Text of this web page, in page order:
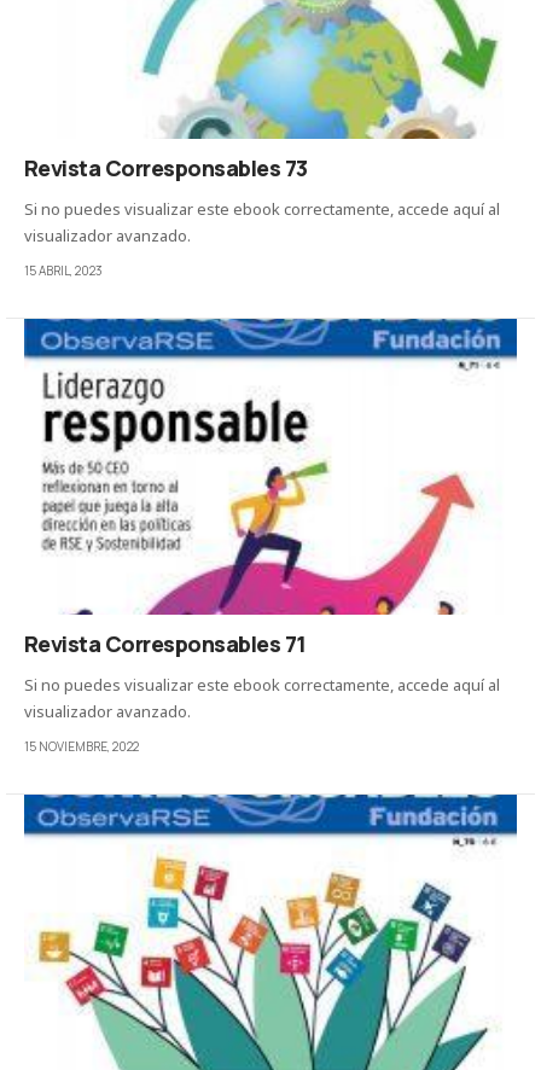
Revista Corresponsables 73
Si no puedes visualizar este ebook correctamente, accede aquí al
visualizador avanzado.
15 ABRIL, 2023
Revista Corresponsables 71
Si no puedes visualizar este ebook correctamente, accede aquí al
visualizador avanzado.
15 NOVIEMBRE, 2022